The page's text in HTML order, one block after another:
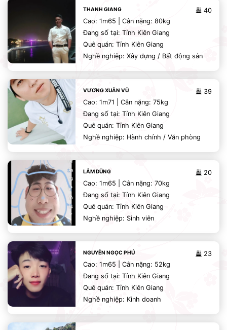
40
THANH GIANG
Cao: 1m65 | Cân nặng: 80kg
Đang số tại: Tỉnh Kiên Giang
Quê quán: Tỉnh Kiên Giang
Nghề nghiệp: Xây dựng / Bất động sản
39
VƯƠNG XUÂN VŨ
Cao: 1m71 | Cân nặng: 75kg
Đang số tại: Tỉnh Kiên Giang
Quê quán: Tỉnh Kiên Giang
Nghề nghiệp: Hành chính / Văn phòng
20
LÂM DŨNG
Cao: 1m65 | Cân nặng: 70kg
Đang số tại: Tỉnh Kiên Giang
Quê quán: Tỉnh Kiên Giang
Nghề nghiệp: Sinh viên
23
NGUYỄN NGỌC PHÚ
Cao: 1m65 | Cân nặng: 52kg
Đang số tại: Tỉnh Kiên Giang
Quê quán: Tỉnh Kiên Giang
Nghề nghiệp: Kinh doanh